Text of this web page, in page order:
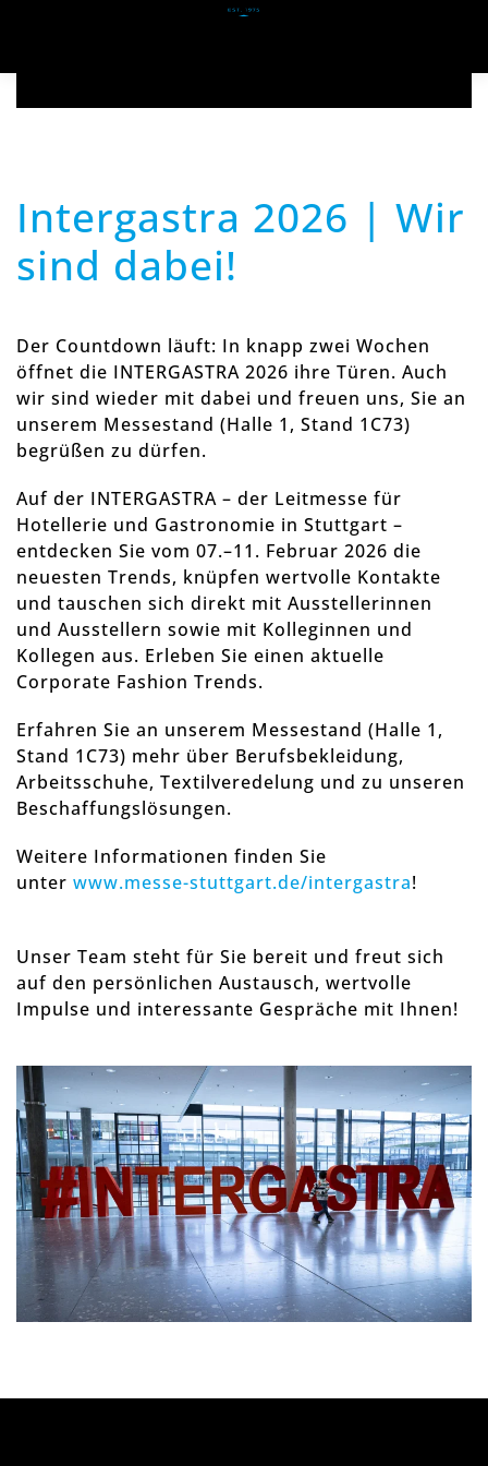
Intergastra 2026 | Wir
sind dabei!
Der Countdown läuft: In knapp zwei Wochen
öffnet die INTERGASTRA 2026 ihre Türen. Auch
wir sind wieder mit dabei und freuen uns, Sie an
unserem Messestand (Halle 1, Stand 1C73)
begrüßen zu dürfen.
Auf der INTERGASTRA – der Leitmesse für
Hotellerie und Gastronomie in Stuttgart –
entdecken Sie vom 07.–11. Februar 2026 die
neuesten Trends, knüpfen wertvolle Kontakte
und tauschen sich direkt mit Ausstellerinnen
und Ausstellern sowie mit Kolleginnen und
Kollegen aus. Erleben Sie einen aktuelle
Corporate Fashion Trends.
Erfahren Sie an unserem Messestand (Halle 1,
Stand 1C73) mehr über Berufsbekleidung,
Arbeitsschuhe, Textilveredelung und zu unseren
Beschaffungslösungen.
Weitere Informationen finden Sie
unter www.messe-stuttgart.de/intergastra!
Unser Team steht für Sie bereit und freut sich
auf den persönlichen Austausch, wertvolle
Impulse und interessante Gespräche mit Ihnen!